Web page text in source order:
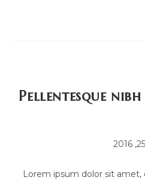
Pellentesque
Lorem ipsum dolor sit